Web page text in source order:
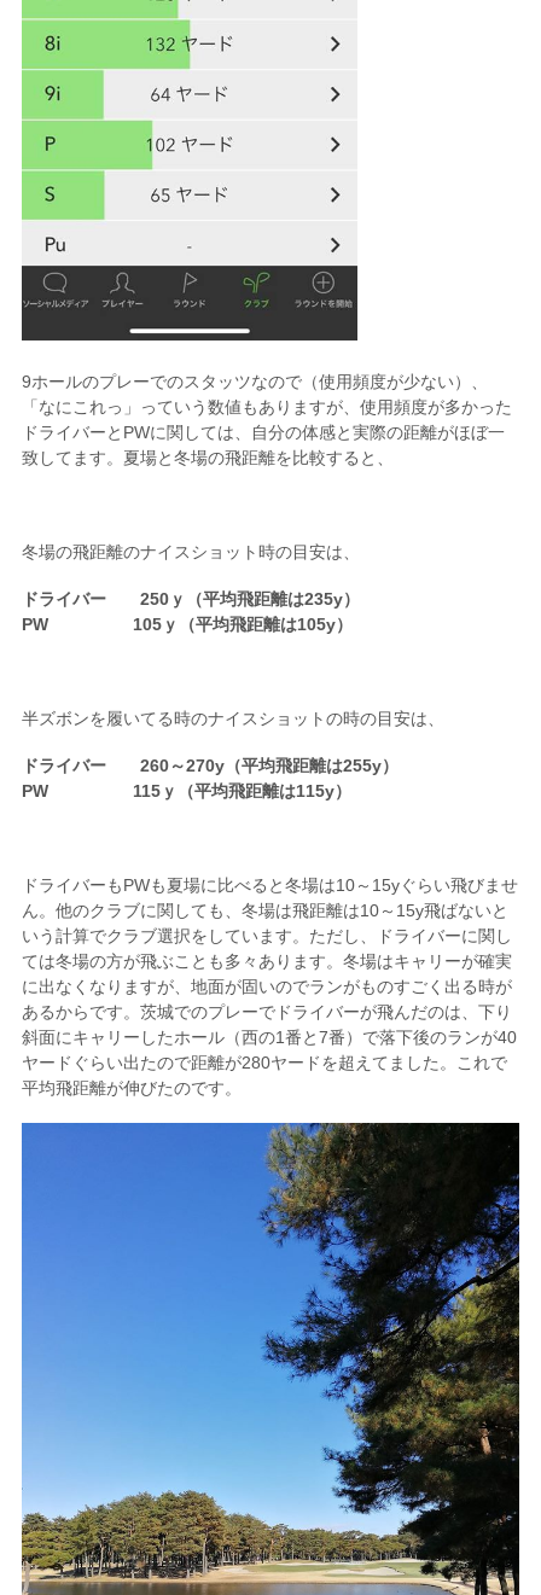
9ホールのプレーでのスタッツなので（使用頻度が少ない）、
「なにこれっ」っていう数値もありますが、使用頻度が多かった
ドライバーとPWに関しては、自分の体感と実際の距離がほぼ一
致してます。夏場と冬場の飛距離を比較すると、
冬場の飛距離のナイスショット時の目安は、
ドライバー 250ｙ（平均飛距離は235y）
PW 105ｙ（平均飛距離は105y）
半ズボンを履いてる時のナイスショットの時の目安は、
ドライバー 260～270y（平均飛距離は255y）
PW 115ｙ（平均飛距離は115y）
ドライバーもPWも夏場に比べると冬場は10～15yぐらい飛びませ
ん。他のクラブに関しても、冬場は飛距離は10～15y飛ばないと
いう計算でクラブ選択をしています。ただし、ドライバーに関し
ては冬場の方が飛ぶことも多々あります。冬場はキャリーが確実
に出なくなりますが、地面が固いのでランがものすごく出る時が
あるからです。茨城でのプレーでドライバーが飛んだのは、下り
斜面にキャリーしたホール（西の1番と7番）で落下後のランが40
ヤードぐらい出たので距離が280ヤードを超えてました。これで
平均飛距離が伸びたのです。